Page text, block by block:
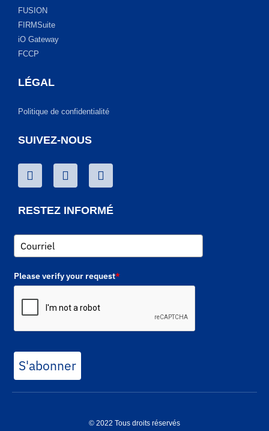
FUSION
FIRMSuite
iO Gateway
FCCP
LÉGAL
Politique de confidentialité
SUIVEZ-NOUS
RESTEZ INFORMÉ
Please verify your request*
S'abonner
© 2022 Tous droits réservés